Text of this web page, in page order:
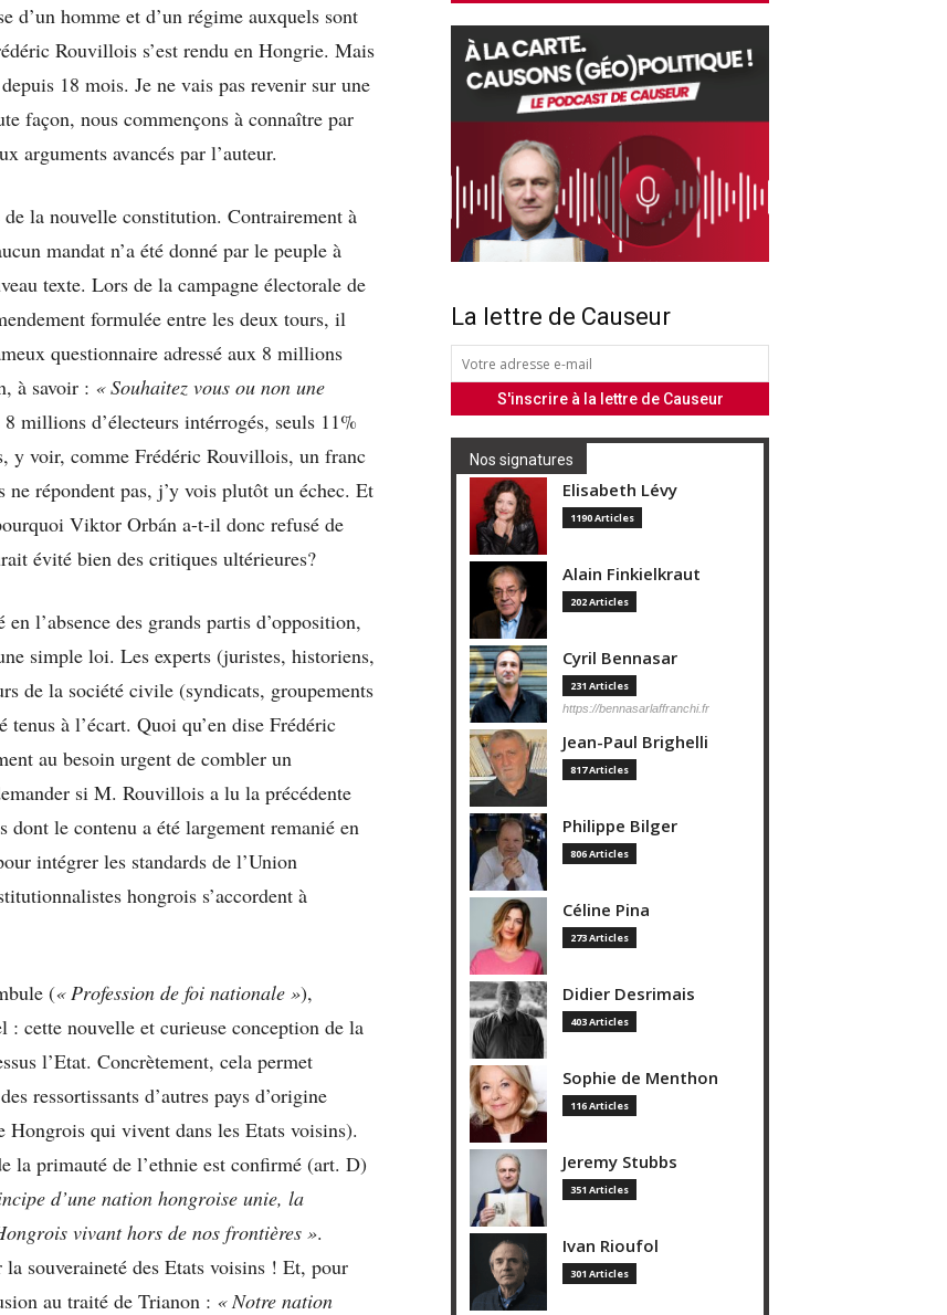
d’un homme et d’un régime auxquels sont
Rouvillois s’est rendu en Hongrie. Mais
18 mois. Je ne vais pas revenir sur une
façon, nous commençons à connaître par
arguments avancés par l’auteur.
la nouvelle constitution. Contrairement à
mandat n’a été donné par le peuple à
texte. Lors de la campagne électorale de
formulée entre les deux tours, il
questionnaire adressé aux 8 millions
à savoir : « Souhaitez vous ou non une
millions d’électeurs intérrogés, seuls 11%
y voir, comme Frédéric Rouvillois, un franc
ne répondent pas, j’y vois plutôt un échec. Et
Viktor Orbán a-t-il donc refusé de
évité bien des critiques ultérieures?
l’absence des grands partis d’opposition,
simple loi. Les experts (juristes, historiens,
de la société civile (syndicats, groupements
à l’écart. Quoi qu’en dise Frédéric
au besoin urgent de combler un
si M. Rouvillois a lu la précédente
le contenu a été largement remanié en
intégrer les standards de l’Union
hongrois s’accordent à
(« Profession de foi nationale »),
: cette nouvelle et curieuse conception de la
l’Etat. Concrètement, cela permet
ressortissants d’autres pays d’origine
qui vivent dans les Etats voisins).
la primauté de l’ethnie est confirmé (art. D)
d’une nation hongroise unie, la
vivant hors de nos frontières ».
souveraineté des Etats voisins ! Et, pour
au traité de Trianon : « Notre nation
La lettre de Causeur
Nos signatures
Elisabeth Lévy
1190 Articles
Alain Finkielkraut
202 Articles
Cyril Bennasar
231 Articles
https://bennasarlaffranchi.fr
Jean-Paul Brighelli
817 Articles
Philippe Bilger
806 Articles
Céline Pina
273 Articles
Didier Desrimais
403 Articles
Sophie de Menthon
116 Articles
Jeremy Stubbs
351 Articles
Ivan Rioufol
301 Articles